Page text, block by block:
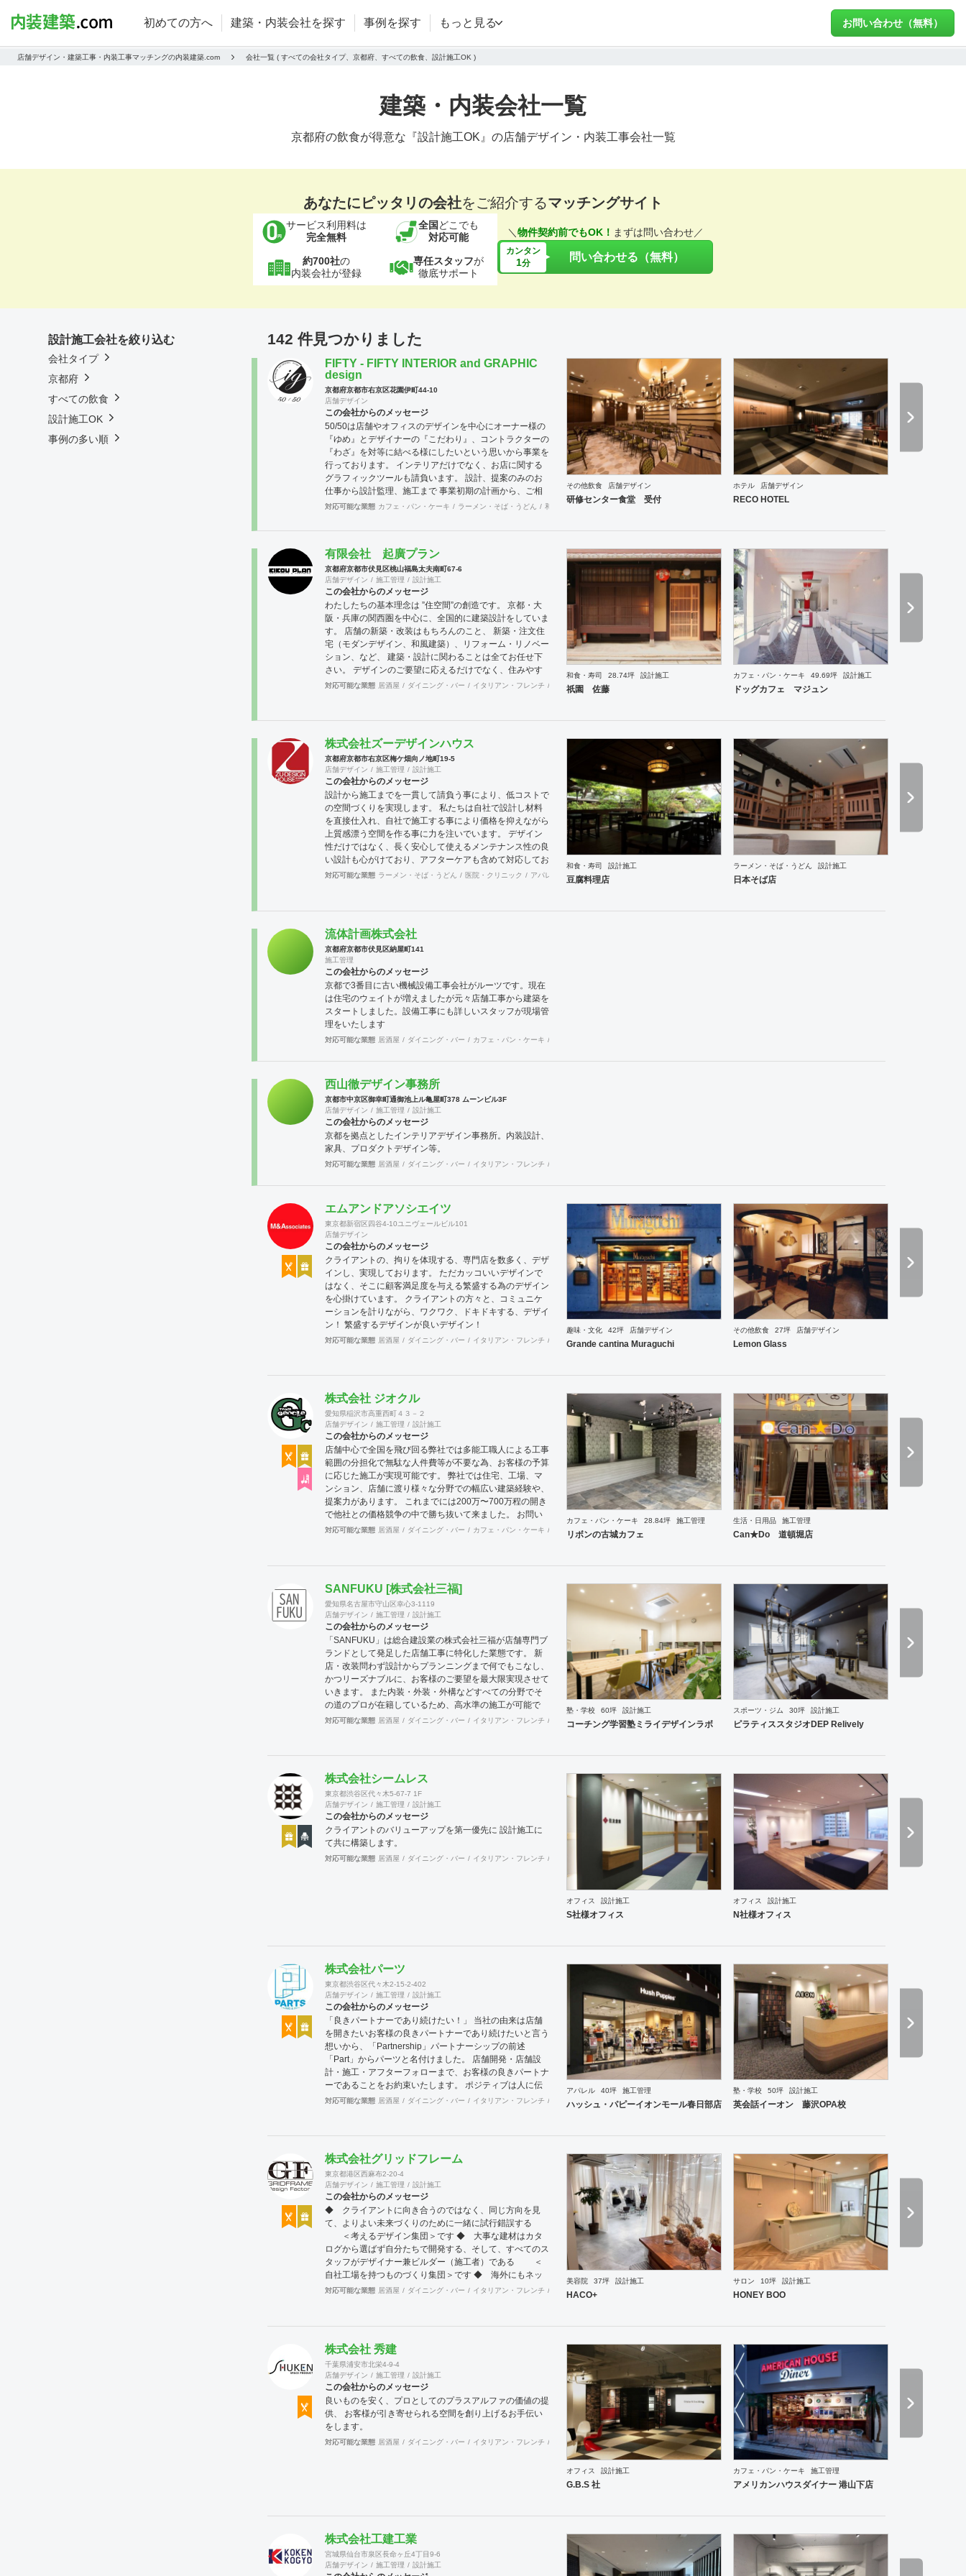
初めての方へ 建築・内装会社を探す 事例を探す もっと見る お問い合わせ（無料）
店舗デザイン・建築工事・内装工事マッチングの内装建築.com 会社一覧 ( すべての会社タイプ、京都府、すべての飲食、設計施工OK )
建築・内装会社一覧
京都府の飲食が得意な『設計施工OK』の店舗デザイン・内装工事会社一覧
あなたにピッタリの会社をご紹介するマッチングサイト
サービス利用料は
完全無料
全国 どこでも
対応可能
約700社の
内装会社が登録
専任スタッフが
徹底サポート
＼ 物件契約前でもOK！ まずは問い合わせ／
カンタン
1分 問い合わせる（無料）
142 件見つかりました
FIFTY - FIFTY INTERIOR and GRAPHIC
design
京都府京都市右京区花園伊町44-10
店舗デザイン
この会社からのメッセージ
50/50は店舗やオフィスのデザインを中心にオーナー様の
『ゆめ』とデザイナーの『こだわり』、コントラクターの
『わざ』を対等に結べる様にしたいという思いから事業を
行っております。 インテリアだけでなく、お店に関する
グラフィックツールも請負います。 設計、提案のみのお
仕事から設計監理、施工まで 事業初期の計画から、ご相
談にのりますので、まずはお気軽に問い合わせ下さい。
対応可能な業態 カフェ・パン・ケーキ ラーメン・そば・うどん 和食・寿司 焼肉・中華料理・韓国料理
その他飲食 店舗デザイン
研修センター食堂 受付
ホテル 店舗デザイン
RECO HOTEL
有限会社 起廣プラン
京都府京都市伏見区桃山福島太夫南町67-6
店舗デザイン
施工管理 設計施工
この会社からのメッセージ
わたしたちの基本理念は ”住空間”の創造です。 京都・大
阪・兵庫の関西圏を中心に、全国的に建築設計をしていま
す。 店舗の新築・改装はもちろんのこと、 新築・注文住
宅（モダンデザイン、和風建築）、リフォーム・リノベー
ション、など、 建築・設計に関わることは全てお任せ下
さい。 デザインのご要望に応えるだけでなく、住みやす
さやコストも最大限こだわってご提案させて頂きます。
対応可能な業態 居酒屋 ダイニング・バー イタリアン・フレンチ カフェ・パン・ケーキ 和食・寿司 その他 美容院 医院・クリニック
和食・寿司 28.74坪 設計施工
祇園 佐藤
カフェ・パン・ケーキ 49.69坪 設計施工
ドッグカフェ マジュン
株式会社ズーデザインハウス
京都府京都市右京区梅ケ畑向ノ地町19-5
店舗デザイン
施工管理 設計施工
この会社からのメッセージ
設計から施工までを一貫して請負う事により、低コストで
の空間づくりを実現します。 私たちは自社で設計し材料
を直接仕入れ、自社で施工する事により価格を抑えながら
上質感漂う空間を作る事に力を注いでいます。 デザイン
性だけではなく、長く安心して使えるメンテナンス性の良
い設計も心がけており、アフターケアも含めて対応してお
りますので京都を中心にオーナー様に喜ばれています。
対応可能な業態 ラーメン・そば・うどん 医院・クリニック アパレル インテリア・雑貨
和食・寿司 設計施工
豆腐料理店
ラーメン・そば・うどん 設計施工
日本そば店
流体計画株式会社
京都府京都市伏見区納屋町141
施工管理
この会社からのメッセージ
京都で3番目に古い機械設備工事会社がルーツです。現在
は住宅のウェイトが増えましたが元々店舗工事から建築を
スタートしました。設備工事にも詳しいスタッフが現場管
理をいたします
対応可能な業態 居酒屋 ダイニング・バー カフェ・パン・ケーキ
西山徹デザイン事務所
京都市中京区御幸町通御池上ル亀屋町378 ムーンビル3F
店舗デザイン
施工管理 設計施工
この会社からのメッセージ
京都を拠点としたインテリアデザイン事務所。内装設計、
家具、プロダクトデザイン等。
対応可能な業態 居酒屋 ダイニング・バー イタリアン・フレンチ
エムアンドアソシエイツ
東京都新宿区四谷4-10ユニヴェールビル101
店舗デザイン
この会社からのメッセージ
クライアントの、拘りを体現する、専門店を数多く、デザ
インし、実現しております。 ただカッコいいデザインで
はなく、そこに顧客満足度を与える繁盛する為のデザイン
を心掛けています。 クライアントの方々と、コミュニケ
ーションを計りながら、ワクワク、ドキドキする、デザイ
ン！ 繁盛するデザインが良いデザイン！
対応可能な業態 居酒屋 ダイニング・バー イタリアン・フレンチ カフェ・パン・ケーキ ラーメン・そば・うどん 和食・寿司 焼肉・中華料理・韓国料理
趣味・文化 42坪 店舗デザイン
Grande cantina Muraguchi
その他飲食 27坪 店舗デザイン
Lemon Glass
株式会社 ジオクル
愛知県稲沢市高重西町４３－２
店舗デザイン
施工管理 設計施工
この会社からのメッセージ
店舗中心で全国を飛び回る弊社では多能工職人による工事
範囲の分担化で無駄な人件費等が不要な為、お客様の予算
に応じた施工が実現可能です。 弊社では住宅、工場、マ
ンション、店舗に渡り様々な分野での幅広い建築経験や、
提案力があります。 これまでには200万〜700万程の開き
で他社との価格競争の中で勝ち抜いて来ました。 お問い
合わせは メール（tenperhide31@icloud.com）からも承
対応可能な業態 居酒屋 ダイニング・バー カフェ・パン・ケーキ 和食・寿司 焼肉・中華料理・韓国料理 イベントブース・ショールーム
カフェ・パン・ケーキ 28.84坪 施工管理
リボンの古城カフェ
生活・日用品 施工管理
Can★Do 道頓堀店
SANFUKU [株式会社三福]
愛知県名古屋市守山区幸心3-1119
店舗デザイン
施工管理 設計施工
この会社からのメッセージ
「SANFUKU」は総合建設業の株式会社三福が店舗専門ブ
ランドとして発足した店舗工事に特化した業態です。 新
店・改装問わず設計からプランニングまで何でもこなし、
かつリーズナブルに、お客様のご要望を最大限実現させて
いきます。 また内装・外装・外構などすべての分野でそ
の道のプロが在籍しているため、高水準の施工が可能で
す。 出来上がった時に綺麗なのは当たり前！腕の良さは
に優れています。 お客様が安心してオープンできるよう
対応可能な業態 居酒屋 ダイニング・バー イタリアン・フレンチ カフェ・パン・ケーキ ラーメン・そば・うどん 和食・寿司 焼肉・中華料理・韓国料理 その他
塾・学校 60坪 設計施工
コーチング学習塾ミライデザインラボ
スポーツ・ジム 30坪 設計施工
ピラティススタジオDEP Relively
株式会社シームレス
東京都渋谷区代々木5-67-7 1F
店舗デザイン
施工管理 設計施工
この会社からのメッセージ
クライアントのバリューアップを第一優先に 設計施工に
て共に構築します。
対応可能な業態 居酒屋 ダイニング・バー イタリアン・フレンチ カフェ・パン・ケーキ ラーメン・そば・うどん 焼肉・中華料理・韓国料理 その他 オフィス
オフィス 設計施工
S社様オフィス
オフィス 設計施工
N社様オフィス
株式会社パーツ
東京都渋谷区代々木2-15-2-402
店舗デザイン
施工管理 設計施工
この会社からのメッセージ
「良きパートナーであり続けたい！」 当社の由来は店舗
を開きたいお客様の良きパートナーであり続けたいと言う
想いから、「Partnership」パートナーシップの前述
「Part」からパーツと名付けました。 店舗開発・店舗設
計・施工・アフターフォローまで、お客様の良きパートナ
ーであることをお約束いたします。 ポジティブは人に伝
わります。 伝わったポジティブが幸せを呼び込み、呼び
認下さい。 <a
対応可能な業態 居酒屋 ダイニング・バー イタリアン・フレンチ カフェ・パン・ケーキ ラーメン・そば・うどん 和食・寿司 焼肉・中華料理・韓国料理
アパレル 40坪 施工管理
ハッシュ・パピーイオンモール春日部店
塾・学校 50坪 設計施工
英会話イーオン 藤沢OPA校
株式会社グリッドフレーム
東京都港区西麻布2-20-4
店舗デザイン
施工管理 設計施工
この会社からのメッセージ
◆ クライアントに向き合うのではなく、同じ方向を見
て、よりよい未来づくりのために一緒に試行錯誤する
＜考えるデザイン集団＞です ◆ 大事な建材はカタ
ログから選ばず自分たちで開発する、そして、すべてのス
タッフがデザイナー兼ビルダー（施工者）である ＜
自社工場を持つものづくり集団＞です ◆ 海外にもネッ
トワークを持ち、英語や中国語に堪能なスタッフたちが、
案件、施工案件、造作物制作など、多様な請負形態が可能
が可能で、例えば通常デザイン性とは無縁な特定防火設備
（鉄扉）などにも高いデザイン性を施すことも可能です。
GRIDFRAME とりかえのきかない空間
https://gridframe.co.jp/ Synes(シネス) 霧のようなやわら
かな空間 http://synes.jp/ SOTOCHIKU 時間の蓄積を
取り込む空間 https://sotochiku.com/
対応可能な業態 居酒屋 ダイニング・バー イタリアン・フレンチ カフェ・パン・ケーキ 和食・寿司 焼肉・中華料理・韓国料理
美容院 37坪 設計施工
HACO+
サロン 10坪 設計施工
HONEY BOO
株式会社 秀建
千葉県浦安市北栄4-9-4
店舗デザイン
施工管理 設計施工
この会社からのメッセージ
良いものを安く、プロとしてのプラスアルファの価値の提
供、 お客様が引き寄せられる空間を創り上げるお手伝い
をします。
対応可能な業態 居酒屋 ダイニング・バー イタリアン・フレンチ カフェ・パン・ケーキ ラーメン・そば・うどん 和食・寿司 焼肉・中華料理・韓国料理 その他
オフィス 設計施工
G.B.S 社
カフェ・パン・ケーキ 施工管理
アメリカンハウスダイナー 港山下店
株式会社工建工業
宮城県仙台市泉区長命ヶ丘4丁目9-6
店舗デザイン
施工管理 設計施工
設計施工会社を絞り込む
会社タイプ
京都府
すべての飲食
設計施工OK
事例の多い順